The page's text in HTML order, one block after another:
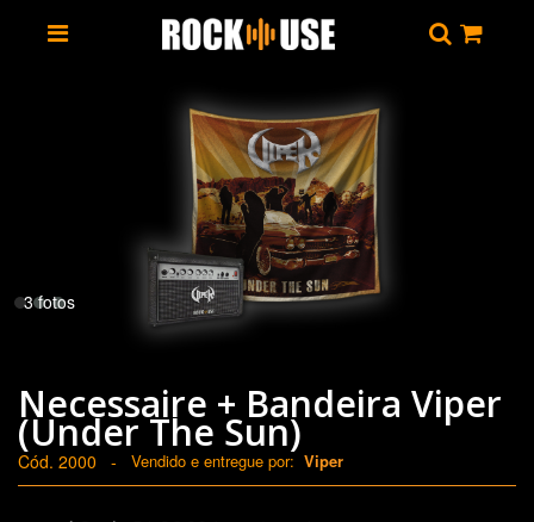
3 fotos
Necessaire + Bandeira Viper
(Under The Sun)
Cód. 2000 - Vendido e entregue por: Viper